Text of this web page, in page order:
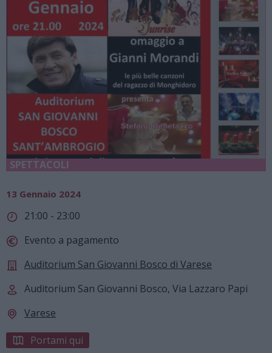
SPETTACOLI
13 Gennaio 2024
21:00 - 23:00
Evento a pagamento
Auditorium San Giovanni Bosco di Varese
Auditorium San Giovanni Bosco, Via Lazzaro Papi
Varese
Portami qui